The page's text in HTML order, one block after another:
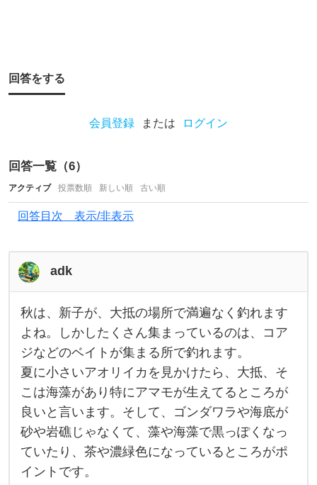
と
ま
す
か
地
元
回答をする
会員登録 または ログイン
回答一覧（6）
アクティブ 投票数順 新しい順 古い順
回答目次 表示/非表示
adk
秋
は
、
新
子
が
、
大
抵
の
場
所
で
満
遍
秋は、新子が、大抵の場所で満遍なく釣れます
よね。しかしたくさん集まっているのは、コア
ジなどのベイトが集まる所で釣れます。
夏に小さいアオリイカを見かけたら、大抵、そ
こは海藻があり特にアマモが生えてるところが
良いと言います。そして、ゴンダワラや海底が
砂や岩礁じゃなくて、藻や海藻で黒っぽくなっ
ていたり、茶や濃緑色になっているところがポ
イントです。